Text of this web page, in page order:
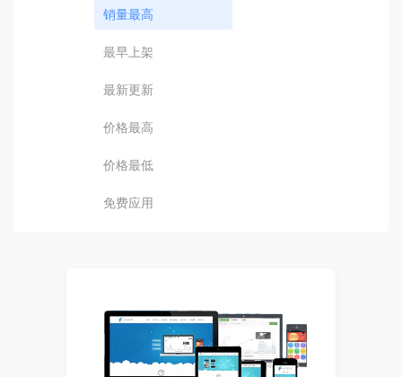
销量最高
最早上架
最新更新
价格最高
价格最低
免费应用